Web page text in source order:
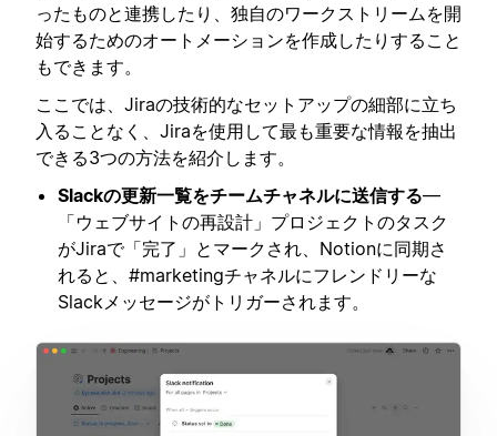
ったものと連携したり、独自のワークストリームを開
始するためのオートメーションを作成したりすること
もできます。
ここでは、Jiraの技術的なセットアップの細部に立ち
入ることなく、Jiraを使用して最も重要な情報を抽出
できる3つの方法を紹介します。
Slackの更新一覧をチームチャネルに送信する—
「ウェブサイトの再設計」プロジェクトのタスク
がJiraで「完了」とマークされ、Notionに同期さ
れると、#marketingチャネルにフレンドリーな
Slackメッセージがトリガーされます。